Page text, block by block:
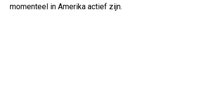
momenteel in Amerika actief zijn.